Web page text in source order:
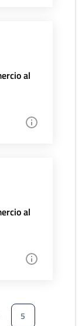
al
al
5